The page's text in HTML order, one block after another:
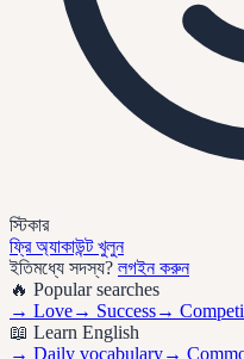
স্টিকার
ফ্রি অ্যাকাউন্ট খুলুন
ইতিমধ্যে সদস্য? লগইন করুন
🔥 Popular searches
→ Love→ Success→
📖 Learn English
→ Daily vocabulary→